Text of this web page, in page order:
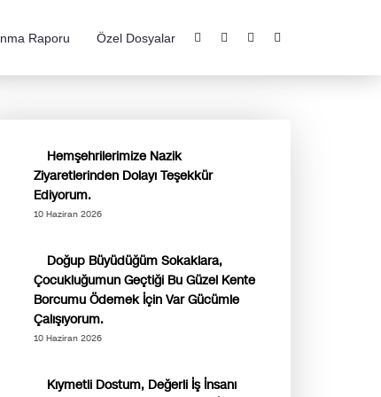
Raporu Özel Dosyalar
Hemşehrilerimize Nazik
Ziyaretlerinden Dolayı Teşekkür
Ediyorum.
10 Haziran 2026
Doğup Büyüdüğüm Sokaklara,
Çocukluğumun Geçtiği Bu Güzel Kente
Borcumu Ödemek İçin Var Gücümle
Çalışıyorum.
10 Haziran 2026
Kıymetli Dostum, Değerli İş İnsanı